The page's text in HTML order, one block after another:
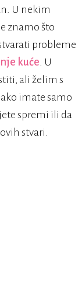
U nekim
znamo što
probleme
kuće. U
ali želim s
imate samo
spremi ili da
stvari.